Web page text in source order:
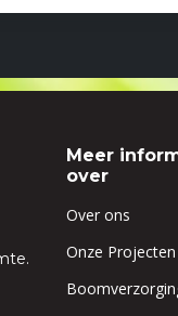
Meer
over
Over ons
Onze Projecten